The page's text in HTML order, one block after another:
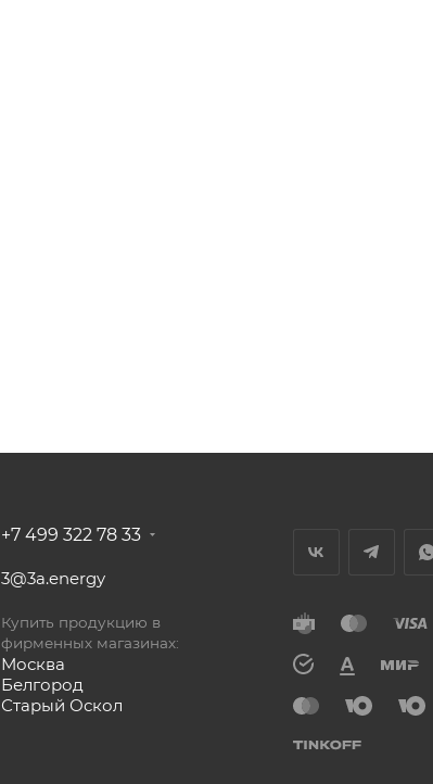
+7 499 322 78 33
3@3a.energy
Купить продукцию в
фирменных магазинах:
Москва
Белгород
Старый Оскол